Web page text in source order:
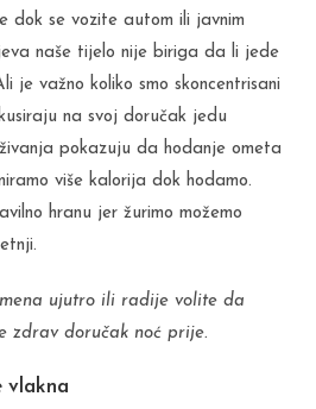
dok se vozite autom ili javnim
naše tijelo nije biriga da li jede
je važno koliko smo skoncentrisani
na svoj doručak jedu
pokazuju da hodanje ometa
više kalorija dok hodamo.
hranu jer žurimo možemo
ujutro ili radije volite da
zdrav doručak noć prije.
vlakna